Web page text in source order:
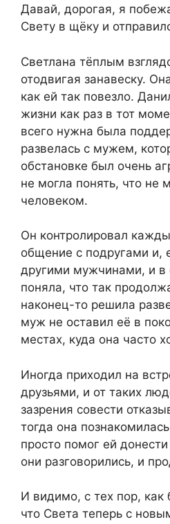
Давай, дорогая, я
Свету в щёку и
Светлана тёплым
отодвигая занавеску.
как ей так повезло.
жизни как раз в тот
всего нужна была
развелась с мужем,
обстановке был очень
не могла понять, что не
человеком.
Он контролировал
общение с подругами и,
другими мужчинами, и в
поняла, что так
наконец-то решила
муж не оставил её в
местах, куда она часто
Иногда приходил на
друзьями, и от таких
зазрения совести
тогда она
просто помог ей
они разговорились, и
И видимо, с тех пор,
что Света теперь с